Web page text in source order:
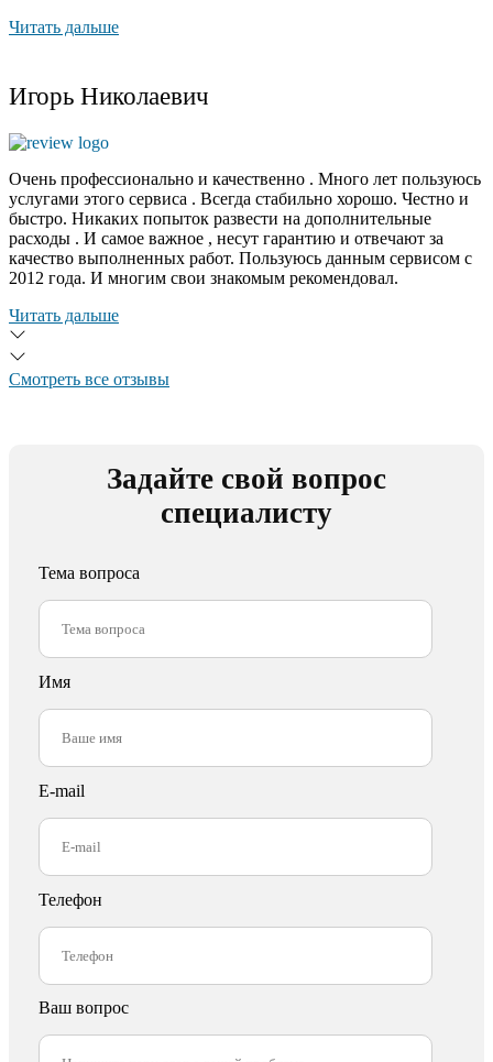
Читать дальше
Игорь Николаевич
Очень профессионально и качественно . Много лет пользуюсь
услугами этого сервиса . Всегда стабильно хорошо. Честно и
быстро. Никаких попыток развести на дополнительные
расходы . И самое важное , несут гарантию и отвечают за
качество выполненных работ. Пользуюсь данным сервисом с
2012 года. И многим свои знакомым рекомендовал.
Читать дальше
Смотреть все отзывы
Задайте свой вопрос
специалисту
Тема вопроса
Имя
E-mail
Телефон
Ваш вопрос